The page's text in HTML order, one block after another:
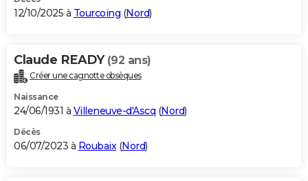
BONS PLANS
Carte de Noël
Carte Bonne année
Carte Saint-Valentin
Carte Pâques
Carte d'anniversaire
DICTIONNAIRE
Dictionnaire
Biographies
Citations
Expressions
Proverbes
PROGRAMME TV
S'inscrire
Se connecter
Lycées
Collèges
Primaires
Universités
Entreprises
Service militaire
Avis de recherche
AVIS DE DÉCÈS
12/10/2025 à Tourcoing (Nord)
Claude READY (92 ans)
Créer une cagnotte obsèques
Naissance
24/06/1931 à Villeneuve-d'Ascq (Nord)
Décès
06/07/2023 à Roubaix(Nord)